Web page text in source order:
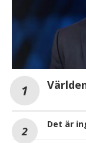
Det är